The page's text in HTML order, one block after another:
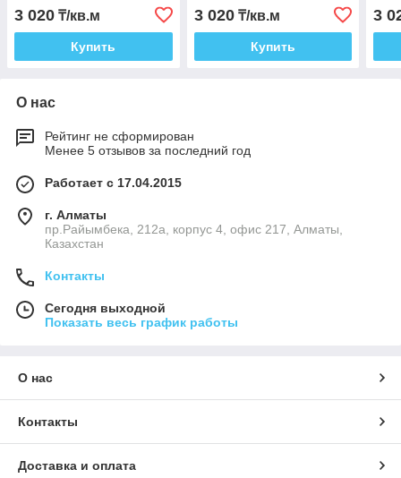
3 020 ₸/кв.м
Купить
3 020₸/кв.м
Купить
3
О нас
Рейтинг не сформирован
Менее 5 отзывов за последний год
Работает с 17.04.2015
г. Алматы
пр.Райымбека, 212а, корпус 4, офис 217, Алматы,
Казахстан
Контакты
Сегодня выходной
Показать весь график работы
О нас
Контакты
Доставка и оплата